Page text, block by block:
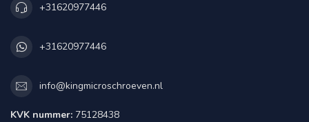
+31620977446
+31620977446
info@kingmicroschroeven.nl
KVK nummer: 75128438